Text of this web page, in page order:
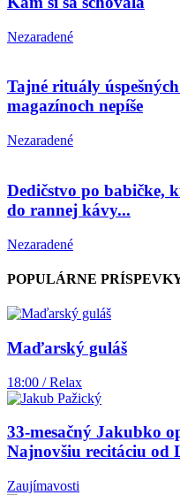
Nezaradené
Tajné rituály
magazínoch nepíše
Nezaradené
Dedičstvo po babičke,
do rannej kávy...
Nezaradené
POPULÁRNE
Maďarský guláš
18:00 / Relax
33-mesačný Jakubko
Najnovšiu recitáciu od
Zaujímavosti